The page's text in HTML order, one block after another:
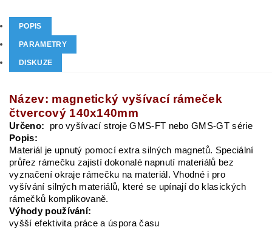
POPIS
PARAMETRY
DISKUZE
Název: magnetický vyšívací rámeček
čtvercový 140x140mm
Určeno: pro vyšívací stroje GMS-FT nebo GMS-GT série
Popis:
Materiál je upnutý pomocí extra silných magnetů. Speciální
průřez rámečku zajistí dokonalé napnutí materiálů bez
vyznačení okraje rámečku na materiál. Vhodné i pro
vyšívání silných materiálů, které se upínají do klasických
rámečků komplikovaně.
Výhody používání:
vyšší efektivita práce a úspora času